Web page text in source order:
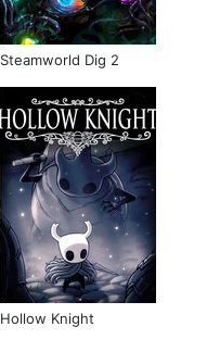
Steamworld Dig 2
Hollow Knight